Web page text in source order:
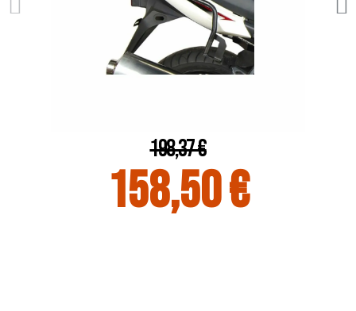
198,37 €
158,50 €